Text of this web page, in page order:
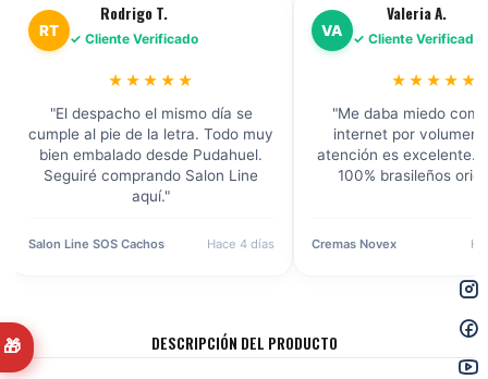
🎁
RT
Rodrigo T.
✓ Cliente Verificado
★★★★★
"El despacho el mismo día se
cumple al pie de la letra. Todo muy
bien embalado desde Pudahuel.
Seguiré comprando Salon Line
aquí."
Salon Line SOS Cachos Hace 4 días
VA
Valeria A.
✓ Cliente Verificado
★★★★★
"Me daba miedo
internet por volumen,
atención es excelente.
100% brasileños
Cremas Novex
DESCRIPCIÓN DEL PRODUCTO